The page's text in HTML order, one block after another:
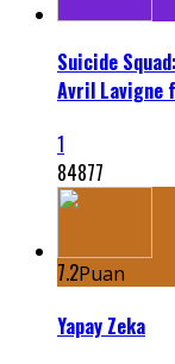
Suicide
Avril Lavigne
1
84877
7.2Puan
Yapay Zeka